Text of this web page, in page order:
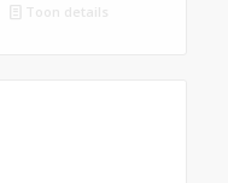
Toon details